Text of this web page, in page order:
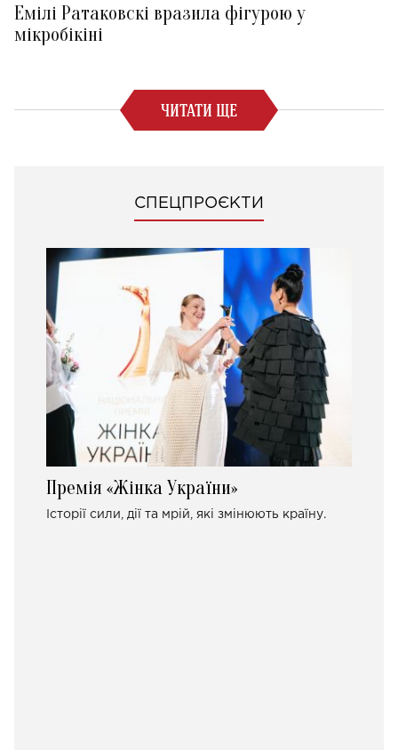
Емілі Ратаковскі вразила фігурою у
мікробікіні
ЧИТАТИ ЩЕ
СПЕЦПРОЄКТИ
Премія «Жінка України»
Історії сили, дії та мрій, які змінюють країну.